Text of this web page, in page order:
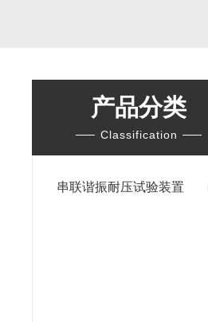
产品分类
Classification
串联谐振耐压试验装置